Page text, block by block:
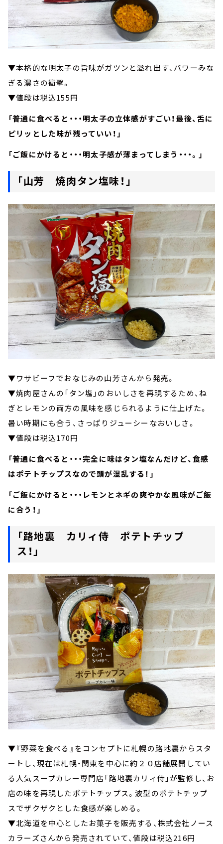
▼本格的な明太子の旨味がガツンと溢れ出す、パワーみな
ぎる濃さの衝撃。
▼値段は税込155円
「普通に食べると・・・明太子の立体感がすごい！最後、舌に
ピリッとした味が残っていい！」
「ご飯にかけると・・・明太子感が薄まってしまう・・・。」
「山芳 焼肉タン塩味！」
▼ワサビーフでおなじみの山芳さんから発売。
▼焼肉屋さんの「タン塩」のおいしさを再現するため、ね
ぎとレモンの両方の風味を感じられるように仕上げた。
暑い時期にも合う、さっぱりジューシーなおいしさ。
▼値段は税込170円
「普通に食べると・・・完全に味はタン塩なんだけど、食感
はポテトチップスなので頭が混乱する！」
「ご飯にかけると・・・レモンとネギの爽やかな風味がご飯
に合う！」
「路地裏 カリィ侍 ポテトチップ
ス！」
▼『野菜を食べる』をコンセプトに札幌の路地裏からスタ
ートし、現在は札幌・関東を中心に約２０店舗展開してい
る人気スープカレー専門店「路地裏カリィ侍」が監修し、お
店の味を再現したポテトチップス。波型のポテトチップ
スでザクザクとした食感が楽しめる。
▼北海道を中心としたお菓子を販売する、株式会社ノース
カラーズさんから発売されていて、値段は税込216円